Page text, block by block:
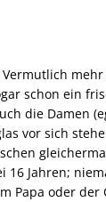
schon ein
die Damen
vor sich
16 Jahren;
Papa oder